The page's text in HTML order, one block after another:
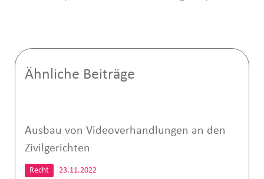
Ähnliche Beiträge
Ausbau von Videoverhandlungen an den
Zivilgerichten
Recht 23.11.2022